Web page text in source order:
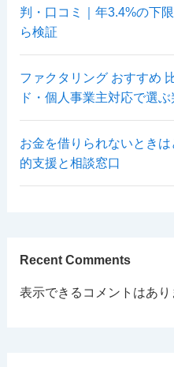
判・口コミ｜年3.4%の下
ら検証
ファクタリング おすすめ
ド・個人事業主対応で選
お金を借りられないとき
的支援と相談窓口
Recent Comments
表示できるコメントはあり